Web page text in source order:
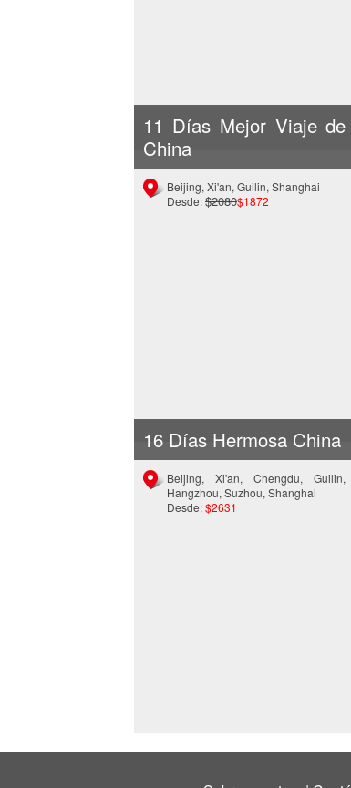
11 Días Mejor Viaje de
China
Beijing, Xi'an, Guilin, Shanghai
Desde:$2080$1872
16 Días Hermosa China
Beijing, Xi'an, Chengdu, Guilin,
Hangzhou, Suzhou, Shanghai
Desde:$2631